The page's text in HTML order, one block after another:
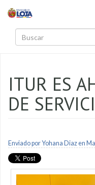
ITUR ES
DE
Enviado porYohana Diazen